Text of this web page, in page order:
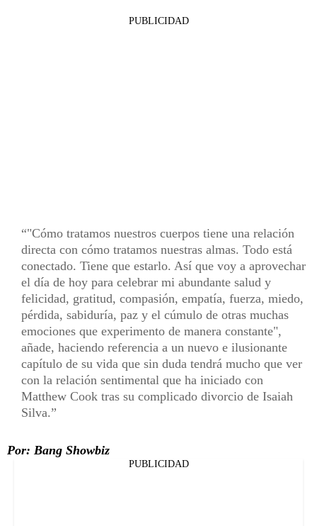
PUBLICIDAD
"Cómo tratamos nuestros cuerpos tiene una relación
directa con cómo tratamos nuestras almas. Todo está
conectado. Tiene que estarlo. Así que voy a aprovechar
el día de hoy para celebrar mi abundante salud y
felicidad, gratitud, compasión, empatía, fuerza, miedo,
pérdida, sabiduría, paz y el cúmulo de otras muchas
emociones que experimento de manera constante",
añade, haciendo referencia a un nuevo e ilusionante
capítulo de su vida que sin duda tendrá mucho que ver
con la relación sentimental que ha iniciado con
Matthew Cook tras su complicado divorcio de Isaiah
Silva.
Por: Bang Showbiz
PUBLICIDAD